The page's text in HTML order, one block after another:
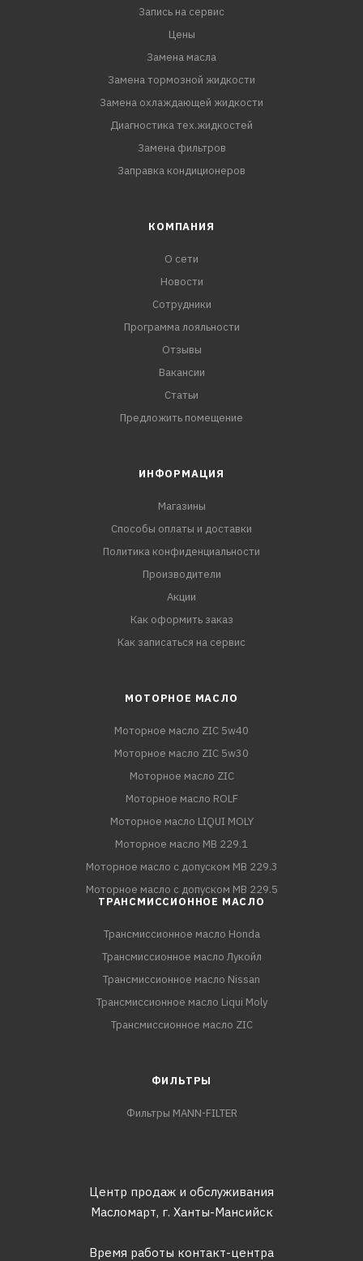
Запись на сервис
Цены
Замена масла
Замена тормозной жидкости
Замена охлаждающей жидкости
Диагностика тех.жидкостей
Замена фильтров
Заправка кондиционеров
КОМПАНИЯ
О сети
Новости
Сотрудники
Программа лояльности
Отзывы
Вакансии
Статьи
Предложить помещение
ИНФОРМАЦИЯ
Магазины
Способы оплаты и доставки
Политика конфиденциальности
Производители
Акции
Как оформить заказ
Как записаться на сервис
МОТОРНОЕ МАСЛО
Моторное масло ZIC 5w40
Моторное масло ZIC 5w30
Моторное масло ZIC
Моторное масло ROLF
Моторное масло LIQUI MOLY
Моторное масло MB 229.1
Моторное масло с допуском MB 229.3
Моторное масло с допуском MB 229.5
ТРАНСМИССИОННОЕ МАСЛО
Трансмиссионное масло Honda
Трансмиссионное масло Лукойл
Трансмиссионное масло Nissan
Трансмиссионное масло Liqui Moly
Трансмиссионное масло ZIC
ФИЛЬТРЫ
Фильтры MANN-FILTER
Центр продаж и обслуживания
Масломарт, г. Ханты-Мансийск
Время работы контакт-центра